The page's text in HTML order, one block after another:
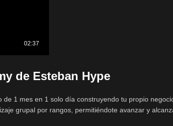
de Esteban Hype
1 mes en 1 solo día construyendo tu propio
grupal por rangos, permitiéndote avanzar y